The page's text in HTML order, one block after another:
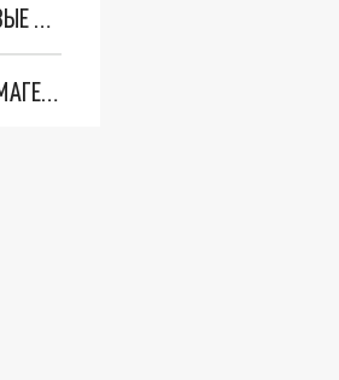
"ОЧЕНЬ ПЛОХИЕ НОВОСТИ": БОЛЬШАЯ ОШИБКА PALANTIR В РОССИИ. СТРАНЫ НАТО ВПЕРВЫЕ ЗА СВО ОСТАНОВИЛИ ПОСТАВКИ ОРУЖИЯ. ВСУ ТЕРЯЮТ ПРИГРАНИЧЬЕ?
ТРИ ГЛАВНЫХ ИНСАЙДА ОБ СВО. ОТМЕНА МОБИЛИЗАЦИИ И ВОЗВРАЩЕНИЕ "ГЕНЕРАЛА АРМАГЕДДОНА"? ОТЛИЧНЫЕ НОВОСТИ, КОТОРЫЕ ЖДАЛИ ВСЕ